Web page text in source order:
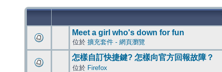
Meet a girl who's down for fun
位於 擴充套件 - 網頁瀏覽
怎樣自訂快捷鍵? 怎樣向官方回報故障？
位於 Firefox